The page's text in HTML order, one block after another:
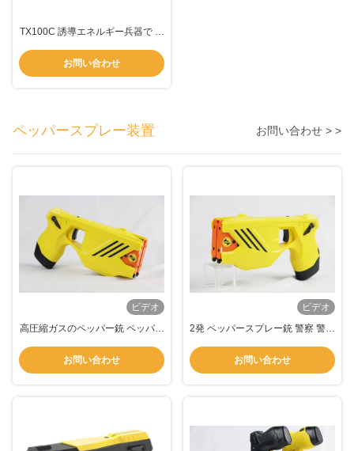
TX100C 誘導エネルギー兵器で 安
お問い合わせ
ペッパースプレー装置 お問い合わせ > >
ビデオ
高圧縮ガスのペッパー銃 ペッパー
お問い合わせ
ビデオ
2発 ペッパースプレー銃 警察 警察
お問い合わせ